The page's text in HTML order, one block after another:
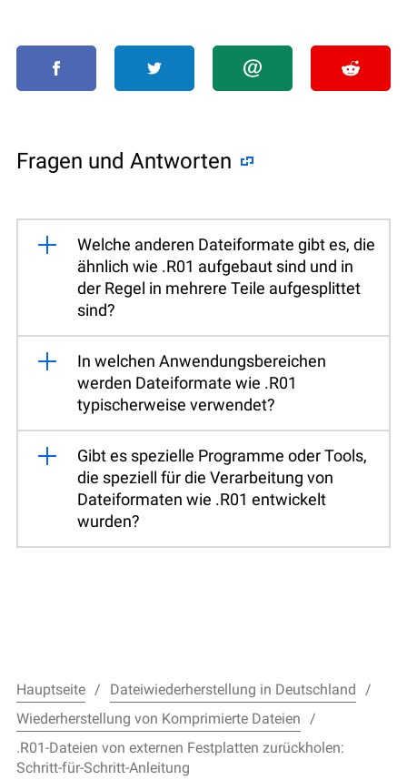
Fragen und Antworten
Welche anderen Dateiformate gibt es, die
ähnlich wie .R01 aufgebaut sind und in
der Regel in mehrere Teile aufgesplittet
sind?
In welchen Anwendungsbereichen
werden Dateiformate wie .R01
typischerweise verwendet?
Gibt es spezielle Programme oder Tools,
die speziell für die Verarbeitung von
Dateiformaten wie .R01 entwickelt
wurden?
Hauptseite
Dateiwiederherstellung in Deutschland
Wiederherstellung von Komprimierte Dateien
.R01-Dateien von externen Festplatten zurückholen:
Schritt-für-Schritt-Anleitung